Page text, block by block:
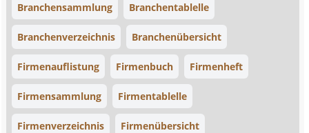
Branchensammlung Branchentablelle
Branchenverzeichnis Branchenübersicht
Firmenauflistung Firmenbuch Firmenheft
Firmensammlung Firmentablelle
Firmenverzeichnis Firmenübersicht